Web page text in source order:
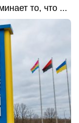
то, что ...